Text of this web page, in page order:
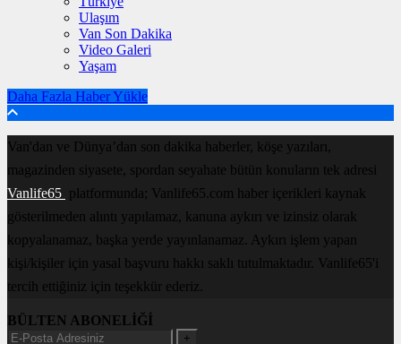
Ulaşım
Van Son Dakika
Video Galeri
Yaşam
Daha Fazla Haber Yükle
Van'dan ve Dünya’dan son dakika haberler, köşe yazıları,
magazinden siyasete, spordan seyahate bütün konuların tek adresi
Vanlife65 platformunda; Vanlife65.com haber içerikleri kaynak
gösterilmeden alıntı yapılamaz, kanuna aykırı ve izinsiz olarak
kopyalanamaz, başka yerde yayınlanamaz. Aykırı işlem yapan
kişi/kişiler için yasal başvuru hakkı saklı tutulmaktadır. Vanlife65'i
tercih ettiğiniz için teşekkür ederiz.
BÜLTEN ABONELİĞİ
+